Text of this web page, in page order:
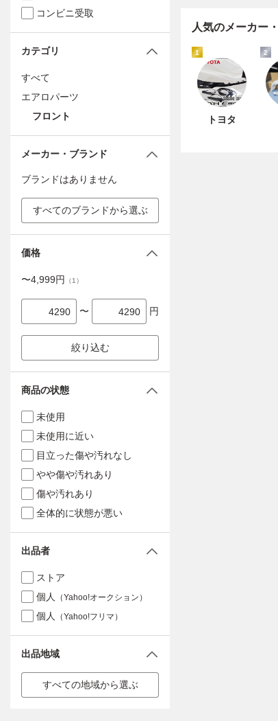
人気のメーカー
1
トヨタ
2
コンビニ受取
カテゴリ
すべて
エアロパーツ
フロント
メーカー・ブランド
ブランドはありません
すべてのブランドから選ぶ
価格
〜4,999円 （1 ）
〜 円
絞り込む
商品の状態
未使用
未使用に近い
目立った傷や汚れなし
やや傷や汚れあり
傷や汚れあり
全体的に状態が悪い
出品者
ストア
個人
（Yahoo!オークション）
個人 （Yahoo!フリマ）
出品地域
すべての地域から選ぶ